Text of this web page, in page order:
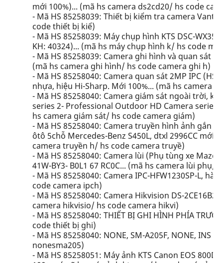
mới 100%)... (mã hs camera ds2cd20/ hs code
- Mã HS 85258039: Thiết bị kiểm tra camera
code thiết bị kiể)
- Mã HS 85258039: Máy chụp hình KTS DSC-
KH: 40324)... (mã hs máy chụp hình k/ hs code
- Mã HS 85258039: Camera ghi hình và quan sát
(mã hs camera ghi hình/ hs code camera ghi h)
- Mã HS 85258040: Camera quan sát 2MP IPC
nhựa, hiệu Hi-Sharp. Mới 100%... (mã hs camera
- Mã HS 85258040: Camera giám sát ngoài trời,
series 2- Professional Outdoor HD Camera series
hs camera giám sát/ hs code camera giám)
- Mã HS 85258040: Camera truyền hình ảnh gắn
ôtô 5chỗ Mercedes-Benz S450L, dtxl 2996CC mới
camera truyền h/ hs code camera truyề)
- Mã HS 85258040: Camera lùi (Phụ tùng xe
41W-BY3- B0L1 67 RC0C... (mã hs camera lùi phụ/
- Mã HS 85258040: Camera IPC-HFW1230SP-L,
code camera ipch)
- Mã HS 85258040: Camera Hikvision DS-
camera hikvisio/ hs code camera hikvi)
- Mã HS 85258040: THIẾT BỊ GHI HÌNH PHÍA
code thiết bị ghi)
- Mã HS 85258040: NONE, SM-A205F, NONE, INS
nonesma205)
- Mã HS 85258051: Máy ảnh KTS Canon EOS